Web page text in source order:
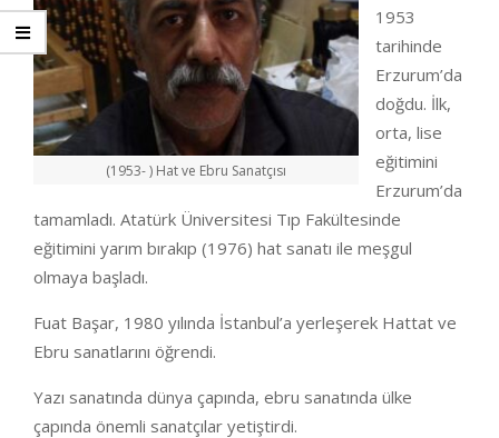
(1953- ) Hat ve Ebru Sanatçısı
1953
tarihinde
Erzurum’da
doğdu. İlk,
orta, lise
eğitimini
Erzurum’da
tamamladı. Atatürk Üniversitesi Tıp Fakültesinde
eğitimini yarım bırakıp (1976) hat sanatı ile meşgul
olmaya başladı.
Fuat Başar, 1980 yılında İstanbul’a yerleşerek Hattat ve
Ebru sanatlarını öğrendi.
Yazı sanatında dünya çapında, ebru sanatında ülke
çapında önemli sanatçılar yetiştirdi.